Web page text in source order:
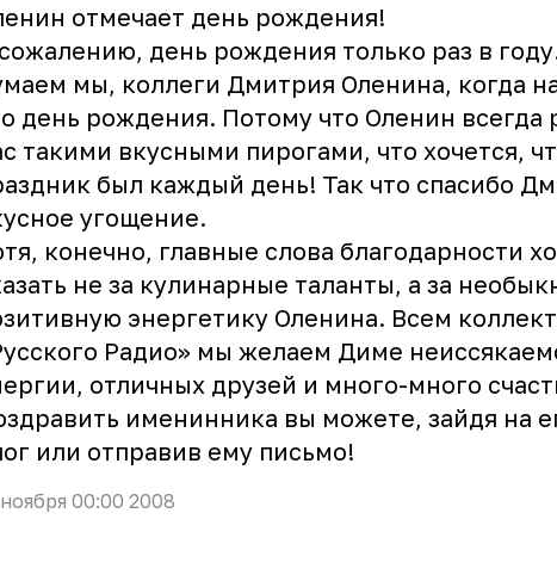
отмечает день рождения!
день рождения только раз в
мы, коллеги Дмитрия Оленина, когда
день рождения. Потому что Оленин всегда
такими вкусными пирогами, что хочется,
был каждый день! Так что спасибо
угощение.
конечно, главные слова благодарности
не за кулинарные таланты, а за
энергетику Оленина. Всем
Радио» мы желаем Диме
отличных друзей и много-много
именинника вы можете, зайдя на
или отправив ему письмо!
00:00 2008